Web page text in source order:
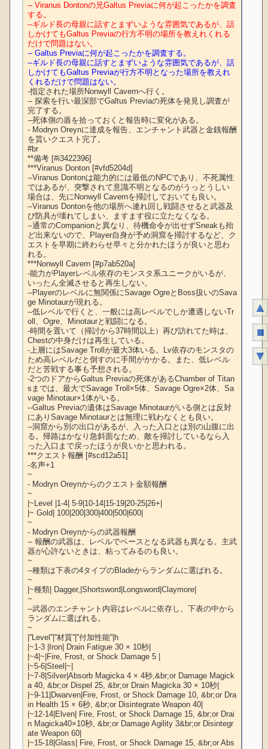
-- Viranus Dontonの兄Galtus Previaに何が起こったかを調査
する。
--ギルド長の母親に話すとまずいような雰囲気であるが、話
しかけてもGaltus Previaの行方不明の場所を教えれくれる
だけで問題はない。
-- Galtus Previaに何が起こったかを調査する。
--ギルド長の母親に話すとまずいような雰囲気であるが、話
しかけてもGaltus Previaが行方不明となった場所を教えれ
くれるだけで問題はない。
-指定された場所Nonwyll Cavernへ行く。
-- 探索を行い最深部でGaltus Previaの死体を発見し調査が
完了する。
--死体側の盾を拾っておくと報告時に変化がある。
- Modryn Oreynに達成を報告、エンチャント武器と金銭報酬
を貰いクエスト完了。
#br
**備考 [#i3422396]
***Viranus Donton [#vfd5204d]
--Viranus Dontonは能力的には最低のNPCであり、不死属性
ではあるが、突撃されて意識不明となるのがうっとうしい
場合は、先にNonwyll Cavernを掃討しておいても良い。
--Viranus Dontonを他の場所へ連れ回し戦闘させると武器及
び防具が壊れてしまい、ますます役に立たなくなる。
--通常のCompanionと異なり、待機命令が出せずSneakも殆
ど出来ないので、Player自身が予め洞窟を掃討するなど、ク
エストを早期に終わらせ早々と分かれたほうが良いと思わ
れる。
***Nonwyll Cavern [#p7ab520a]
-能力がPlayerレベル依存のモンスタ系ユニークがいるが、
いったん全滅させると再生しない。
--Playerのレベルに無関係にSavage OgreとBoss扱いのSava
ge Minotaurが現れる。
--低レベルで行くと、一般には高レベルでしか遭遇しないTr
oll、Ogre、Minotaurと戦闘になる。
-時間を置いて（掃討から37時間以上）再び訪れてた時は、
Chestの中身だけは再生している。
-上層にはSavage Trollが最大3体いる。Lv依存のモンスタの
ため高レベルだと倒すのに手間がかかる。また、低レベル
だと苦戦する事も予想される。
-2つのドアからGaltus Previaの死体があるChamber of Titan
sまでは、最大でSavage Troll×5体、Savage Ogre×2体、Sa
vage Minotaur×1体がいる。
--Galtus Previaの遺体はSavage Minotaurがいる側とは反対
にありSavage Minotaurとは無理に戦わなくとも良い。
--洞窟から別の出口があるが、入った入口とは別の山腹に出
る。帰路はかなり急斜面なため、敵を掃討しているなら入
った入口まで戻ったほうが良いかと思われる。
***クエスト報酬 [#scd12a51]
-名声+1
~
- Modryn Oreynからのクエスト金額報酬
~
|~Level |1-4| 5-9|10-14|15-19|20-25|26+|
|~ Gold| 100|200|300|400|500|600|
~
- Modryn Oreynからの武器報酬
-- 報酬の武器は、レベルでベースとなる武器も異なる。主武
器が心許ないときは、粘ってみるのも良い。
~
--種類は下表の4タイプのBladeからランダムに選ばれる。
~
|~種類| Dagger,|Shortsword|Longsword|Claymore|
~
--武器のエンチャント内容はレベルに依存し、下表の中から
ランダムに選ばれる。
~
|''Level''|''材質''|''付加性能''|h
|~1-3 |Iron| Drain Fatigue 30 × 10秒|
|~4|~|Fire, Frost, or Shock Damage 5 |
|~5-6|Steel|~|
|~7-8|Silver|Absorb Magicka 4 × 4秒,&br;or Damage Magick
a 40, &br;or Dispel 25, &br;or Drain Magicka 30 × 10秒|
|~9-11|Dwarven|Fire, Frost, or Shock Damage 10, &br;or Dra
in Health 15 × 6秒, &br;or Disintegrate Weapon 40|
|~12-14|Elven| Fire, Frost, or Shock Damage 15, &br;or Drai
n Magicka40×10秒, &br;or Damage Agility 3&br;or Disintegr
ate Weapon 60|
|~15-18|Glass| Fire, Frost, or Shock Damage 15, &br;or Abs
▲
■
▼